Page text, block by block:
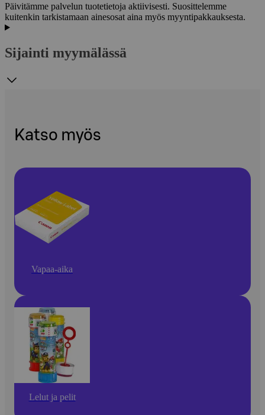
Päivitämme palvelun tuotetietoja aktiivisesti. Suosittelemme
kuitenkin tarkistamaan ainesosat aina myös myyntipakkauksesta.
Sijainti myymälässä
Katso myös
Vapaa-aika
Lelut ja pelit